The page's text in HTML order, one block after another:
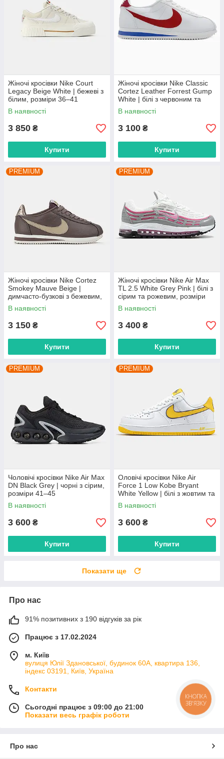
Жіночі кросівки Nike Court
Legacy Beige White | бежеві з
білим, розміри 36–41
В наявності
3 850 ₴
Купити
Жіночі кросівки Nike Classic
Cortez Leather Forrest Gump
White | білі з червоним та
синім, розміри 36–41
В наявності
3 100 ₴
Купити
PREMIUM
Жіночі кросівки Nike Cortez
Smokey Mauve Beige |
димчасто-бузкові з бежевим,
розміри 36–41
В наявності
3 150 ₴
Купити
PREMIUM
Жіночі кросівки Nike Air Max
TL 2.5 White Grey Pink | білі з
сірим та рожевим, розміри
36–41
В наявності
3 400 ₴
Купити
PREMIUM
Чоловічі кросівки Nike Air Max
DN Black Grey | чорні з сірим,
розміри 41–45
В наявності
3 600 ₴
Купити
PREMIUM
Оловічі кросівки Nike Air
Force 1 Low Kobe Bryant
White Yellow | білі з жовтим та
фіолетовим, розміри 40–45
В наявності
3 600 ₴
Купити
Показати ще
Про нас
91% позитивних з 190 відгуків за рік
Працює з 17.02.2024
м. Київ
вулиця Юлії Здановської, будинок 60А, квартира 136,
індекс 03191, Київ, Україна
Контакти
Сьогодні працює з 09:00 до 21:00
Показати весь графік роботи
Про нас
КНОПКА
ЗВ'ЯЗКУ